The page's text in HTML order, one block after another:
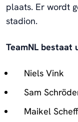
plaats. Er wordt
stadion.
TeamNL bestaat
Niels Vink
Sam
Maikel